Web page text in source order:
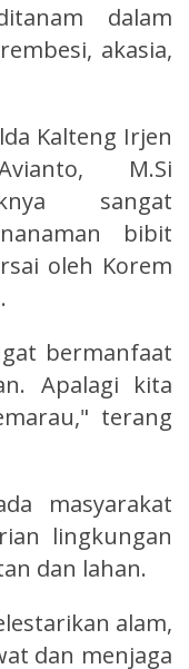
dalam
akasia,
Kalteng Irjen
M.Si
sangat
bibit
oleh Korem
bermanfaat
Apalagi kita
terang
masyarakat
lingkungan
dan lahan.
alam,
dan menjaga